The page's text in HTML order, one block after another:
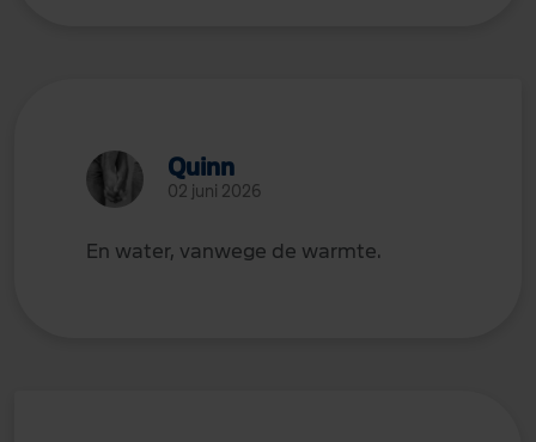
Quinn
02 juni 2026
En water, vanwege de warmte.